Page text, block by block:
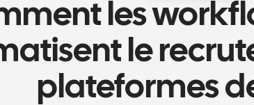
les
le
plateformes